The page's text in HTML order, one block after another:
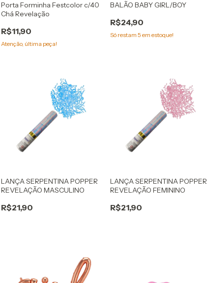
Porta Forminha Festcolor c/40
Chá Revelação
R$11,90
Atenção, última peça!
BALÃO BABY GIRL/BOY
R$24,90
Só restam5 em estoque!
LANÇA SERPENTINA POPPER
REVELAÇÃO MASCULINO
R$21,90
LANÇA SERPENTINA POPPER
REVELAÇÃO FEMININO
R$21,90